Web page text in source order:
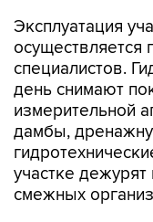
Эксплуатация
специалистов.
день снимают
измерительной
дамбы,
участке
смежных